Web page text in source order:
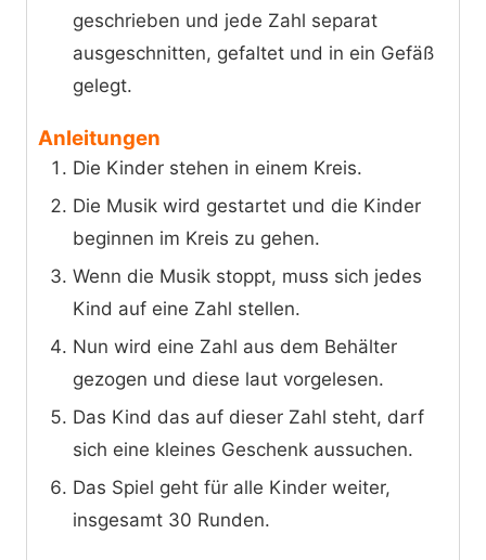
geschrieben und jede Zahl separat
ausgeschnitten, gefaltet und in ein Gefäß
gelegt.
Anleitungen
Die Kinder stehen in einem Kreis.
Die Musik wird gestartet und die Kinder
beginnen im Kreis zu gehen.
Wenn die Musik stoppt, muss sich jedes
Kind auf eine Zahl stellen.
Nun wird eine Zahl aus dem Behälter
gezogen und diese laut vorgelesen.
Das Kind das auf dieser Zahl steht, darf
sich eine kleines Geschenk aussuchen.
Das Spiel geht für alle Kinder weiter,
insgesamt 30 Runden.